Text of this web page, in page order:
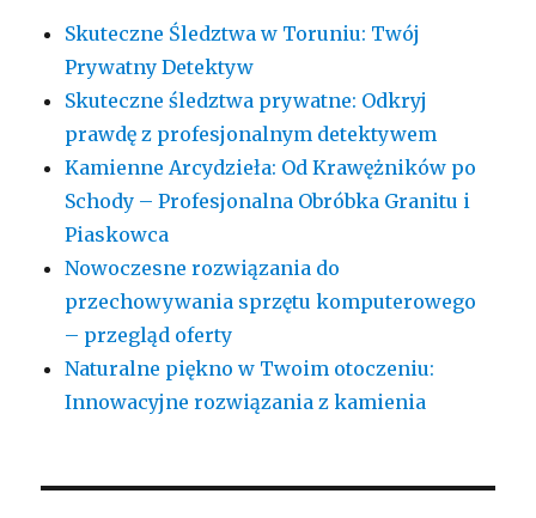
Skuteczne Śledztwa w Toruniu: Twój
Prywatny Detektyw
Skuteczne śledztwa prywatne: Odkryj
prawdę z profesjonalnym detektywem
Kamienne Arcydzieła: Od Krawężników po
Schody – Profesjonalna Obróbka Granitu i
Piaskowca
Nowoczesne rozwiązania do
przechowywania sprzętu komputerowego
– przegląd oferty
Naturalne piękno w Twoim otoczeniu:
Innowacyjne rozwiązania z kamienia